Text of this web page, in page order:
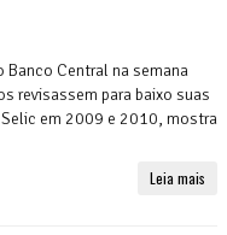
Banco Central na semana
revisassem para baixo suas
em 2009 e 2010, mostra
Leia mais